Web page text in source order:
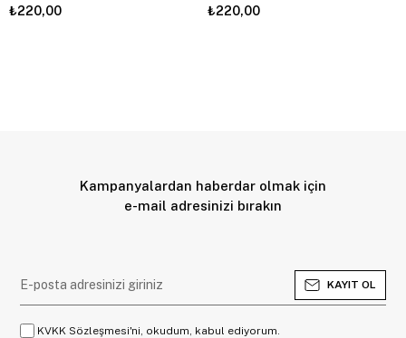
₺220,00 ₺220,00
Kampanyalardan haberdar olmak için
e-mail adresinizi bırakın
KAYIT OL
KVKK Sözleşmesi'ni, okudum, kabul ediyorum.